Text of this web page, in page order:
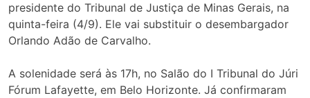
presidente do Tribunal de Justiça de Minas Gerais, na
quinta-feira (4/9). Ele vai substituir o desembargador
Orlando Adão de Carvalho.
A solenidade será às 17h, no Salão do I Tribunal do Júri
Fórum Lafayette, em Belo Horizonte. Já confirmaram